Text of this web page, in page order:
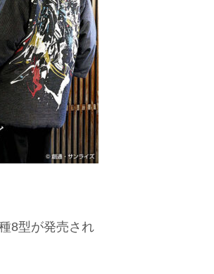
8型が発売され